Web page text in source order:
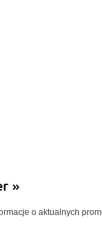
»
o aktualnych